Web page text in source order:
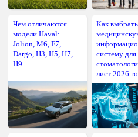
Чем отличаются
модели Haval:
Jolion, M6, F7,
Dargo, H3, H5, H7,
H9
Как выбрать
систему для
лист 2026